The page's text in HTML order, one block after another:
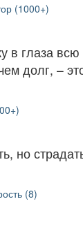
(1000+)
в глаза
долг, –
но
(8)